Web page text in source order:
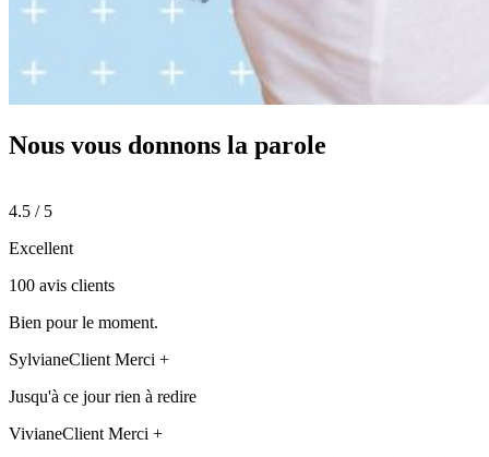
Nous vous donnons la parole
4.5 / 5
Excellent
100 avis clients
Bien pour le moment.
SylvianeClient Merci +
Jusqu'à ce jour rien à redire
VivianeClient Merci +